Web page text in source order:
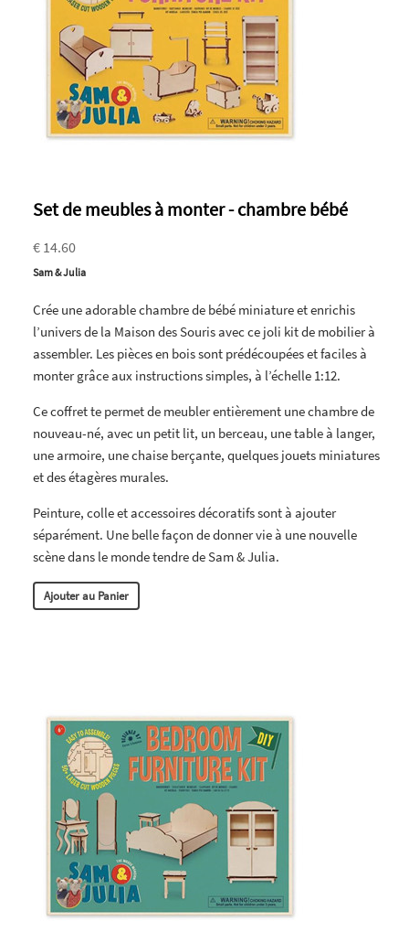
Set de meubles à monter - chambre bébé
€ 14.60
Sam & Julia
Crée une adorable chambre de bébé miniature et enrichis
l’univers de la Maison des Souris avec ce joli kit de mobilier à
assembler. Les pièces en bois sont prédécoupées et faciles à
monter grâce aux instructions simples, à l’échelle 1:12.
Ce coffret te permet de meubler entièrement une chambre de
nouveau-né, avec un petit lit, un berceau, une table à langer,
une armoire, une chaise berçante, quelques jouets miniatures
et des étagères murales.
Peinture, colle et accessoires décoratifs sont à ajouter
séparément. Une belle façon de donner vie à une nouvelle
scène dans le monde tendre de Sam & Julia.
Ajouter au Panier